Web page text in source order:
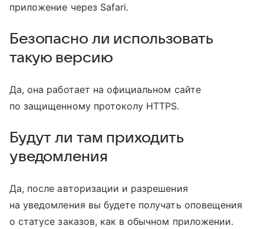
приложение через Safari.
Безопасно ли использовать
такую версию
Да, она работает на официальном сайте
по защищенному протоколу HTTPS.
Будут ли там приходить
уведомления
Да, после авторизации и разрешения
на уведомления вы будете получать оповещения
о статусе заказов, как в обычном приложении.